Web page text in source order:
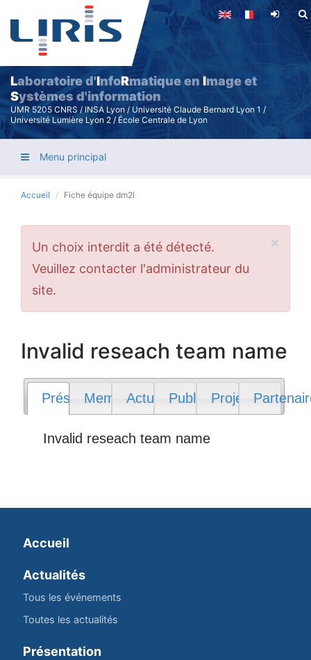
Aller
contenu
principal
Laboratoire d'InfoRmatique en Image et
Systèmes d'information
UMR 5205 CNRS / INSA Lyon / Université Claude Bernard Lyon 1 /
Université Lumière Lyon 2 / École Centrale de Lyon
Menu principal
Accueil Fiche équipe dm2l
×
Message
d'erreur
Un choix interdit a été détecté.
Veuillez contacter l'administrateur du
site.
Invalid reseach team name
PrésentationMembresActualitésPublications
Projets
Invalid reseach team name
Accueil
Actualités
Tous les événements
Toutes les actualités
Présentation